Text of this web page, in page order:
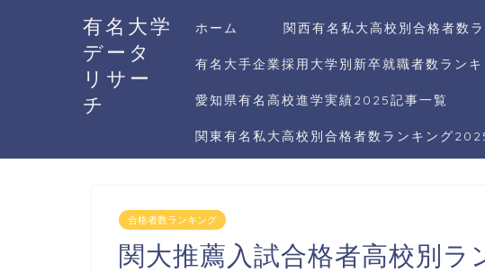
有名大学
データ
リサー
チ
ホーム 関西有名私大高校別合格者数
有名大手企業採用大学別新卒就職者数ラン
愛知県有名高校進学実績2025記事一覧
関東有名私大高校別合格者数ランキング
合格者数ランキング
関大推薦入試合格者高校別ラ